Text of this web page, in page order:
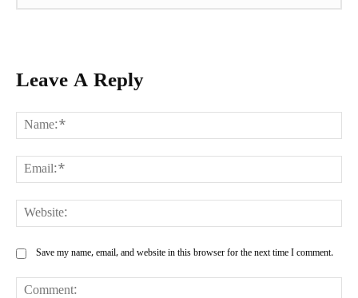
Leave A Reply
Save my name, email, and website in this browser for the next time I comment.